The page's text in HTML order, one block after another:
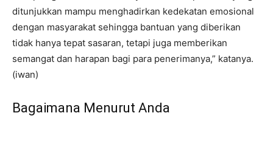
ditunjukkan mampu menghadirkan kedekatan emosional
dengan masyarakat sehingga bantuan yang diberikan
tidak hanya tepat sasaran, tetapi juga memberikan
semangat dan harapan bagi para penerimanya,” katanya.
(iwan)
Bagaimana Menurut Anda